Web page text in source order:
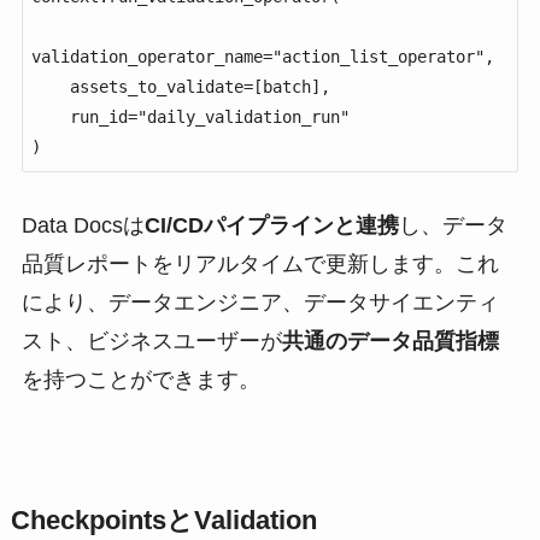
validation_operator_name="action_list_operator",
)
Data DocsはCI/CDパイプラインと連携し、データ
品質レポートをリアルタイムで更新します。これ
により、データエンジニア、データサイエンティ
スト、ビジネスユーザーが共通のデータ品質指標
を持つことができます。
CheckpointsとValidation